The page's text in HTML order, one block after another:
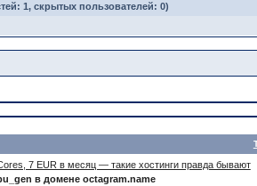
1, скрытых пользователей: 0)
в домене octagram.name